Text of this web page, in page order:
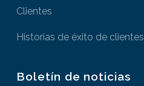
Clientes
Historias de éxito de clientes
Boletín de noticias